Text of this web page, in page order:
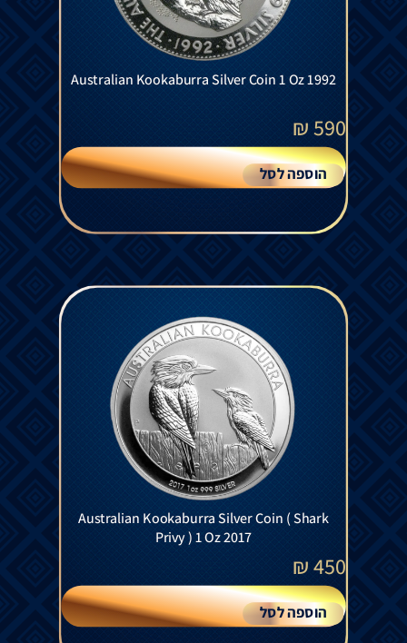
Australian Kookaburra Silver Coin 1 Oz 1992
590
₪
הוספה לסל
Australian Kookaburra Silver Coin ( Shark
Privy ) 1 Oz 2017
450
₪
הוספה לסל